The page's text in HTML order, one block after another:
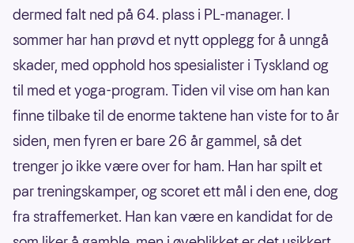
dermed falt ned på 64. plass i PL-manager. I
sommer har han prøvd et nytt opplegg for å unngå
skader, med opphold hos spesialister i Tyskland og
til med et yoga-program. Tiden vil vise om han kan
finne tilbake til de enorme taktene han viste for to år
siden, men fyren er bare 26 år gammel, så det
trenger jo ikke være over for ham. Han har spilt et
par treningskamper, og scoret ett mål i den ene, dog
fra straffemerket. Han kan være en kandidat for de